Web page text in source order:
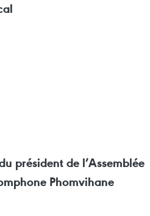
président de l’Assemblée
Phomvihane